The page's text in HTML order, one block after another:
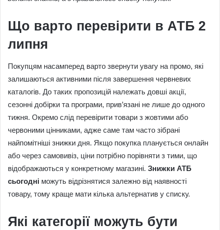
Що варто перевірити в АТБ 2
липня
Покупцям насамперед варто звернути увагу на промо, які
залишаються активними після завершення червневих
каталогів. До таких пропозицій належать довші акції,
сезонні добірки та програми, прив’язані не лише до одного
тижня. Окремо слід перевірити товари з жовтими або
червоними цінниками, адже саме там часто зібрані
найпомітніші знижки дня. Якщо покупка планується онлайн
або через самовивіз, ціни потрібно порівняти з тими, що
відображаються у конкретному магазині. Знижки АТБ
сьогодні можуть відрізнятися залежно від наявності
товару, тому краще мати кілька альтернатив у списку.
Які категорії можуть бути